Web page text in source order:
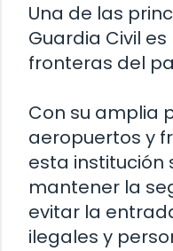
Una de las
Guardia Civil
fronteras del
Con su amplia
aeropuertos y
esta institución
mantener la
evitar la
ilegales y